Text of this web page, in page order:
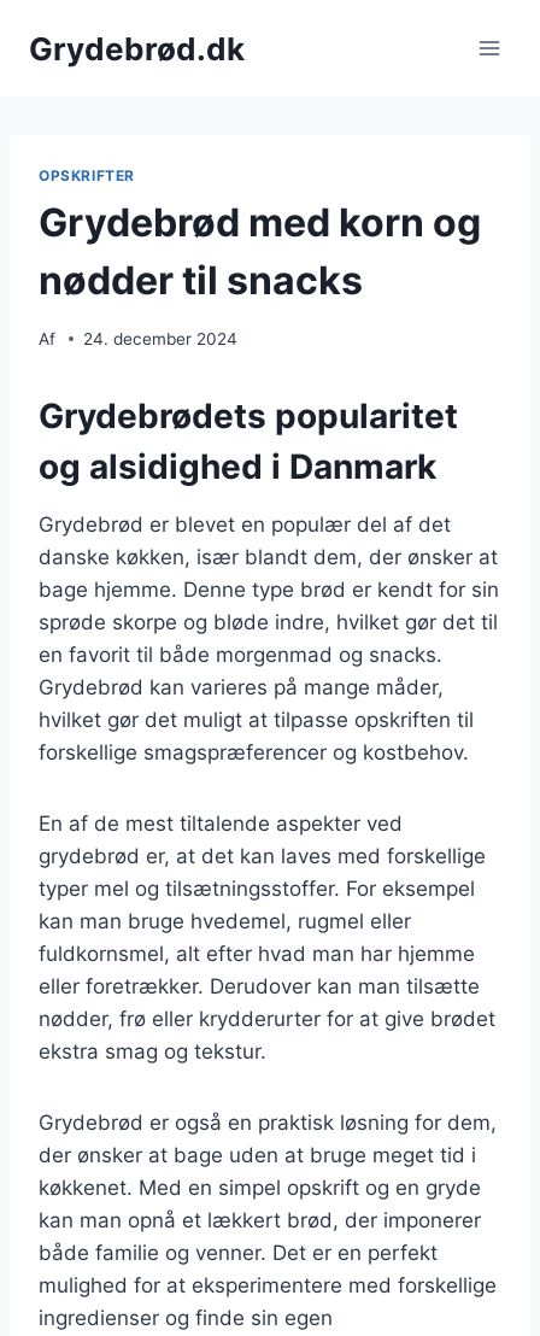
Grydebrød.dk
OPSKRIFTER
Grydebrød med korn og
nødder til snacks
Af 24. december 2024
Grydebrødets popularitet
og alsidighed i Danmark
Grydebrød er blevet en populær del af det
danske køkken, især blandt dem, der ønsker at
bage hjemme. Denne type brød er kendt for sin
sprøde skorpe og bløde indre, hvilket gør det til
en favorit til både morgenmad og snacks.
Grydebrød kan varieres på mange måder,
hvilket gør det muligt at tilpasse opskriften til
forskellige smagspræferencer og kostbehov.
En af de mest tiltalende aspekter ved
grydebrød er, at det kan laves med forskellige
typer mel og tilsætningsstoffer. For eksempel
kan man bruge hvedemel, rugmel eller
fuldkornsmel, alt efter hvad man har hjemme
eller foretrækker. Derudover kan man tilsætte
nødder, frø eller krydderurter for at give brødet
ekstra smag og tekstur.
Grydebrød er også en praktisk løsning for dem,
der ønsker at bage uden at bruge meget tid i
køkkenet. Med en simpel opskrift og en gryde
kan man opnå et lækkert brød, der imponerer
både familie og venner. Det er en perfekt
mulighed for at eksperimentere med forskellige
ingredienser og finde sin egen